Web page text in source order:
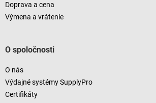
Doprava a cena
Výmena a vrátenie
O spoločnosti
O nás
Výdajné systémy SupplyPro
Certifikáty